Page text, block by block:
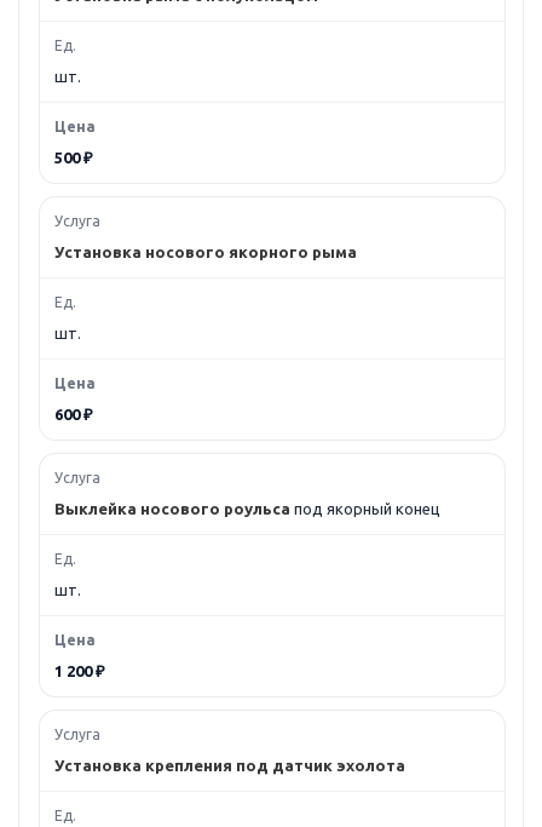
шт.
500 ₽
Установка носового якорного рыма
шт.
600 ₽
Выклейка носового роульса под якорный конец
шт.
1 200 ₽
Установка крепления под датчик эхолота